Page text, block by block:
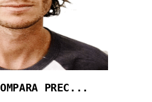
PREC...